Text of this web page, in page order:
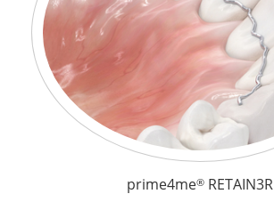
prime4me® RETAIN3R